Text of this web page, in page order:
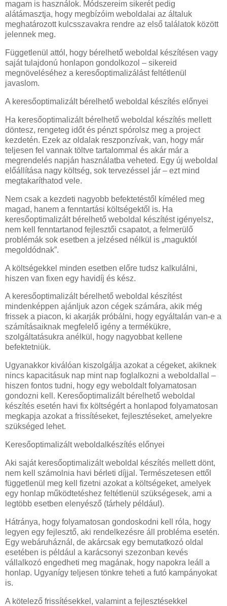
magam is használok. Módszereim sikerét pedig
alátámasztja, hogy megbízóim weboldalai az általuk
meghatározott kulcsszavakra rendre az első találatok között
jelennek meg.
Függetlenül attól, hogy bérelhető weboldal készítésen vagy
saját tulajdonú honlapon gondolkozol – sikereid
megnöveléséhez a keresőoptimalizálást feltétlenül
javaslom.
A keresőoptimalizált bérelhető weboldal készítés előnyei
Ha keresőoptimalizált bérelhető weboldal készítés mellett
döntesz, rengeteg időt és pénzt spórolsz meg a project
kezdetén. Ezek az oldalak reszponzívak, van, hogy már
teljesen fel vannak töltve tartalommal és akár már a
megrendelés napján használatba veheted. Egy új weboldal
előállítása nagy költség, sok tervezéssel jár – ezt mind
megtakaríthatod vele.
Nem csak a kezdeti nagyobb befektetéstől kíméled meg
magad, hanem a fenntartási költségektől is. Ha
keresőoptimalizált bérelhető weboldal készítést igényelsz,
nem kell fenntartanod fejlesztői csapatot, a felmerülő
problémák sok esetben a jelzésed nélkül is „maguktól
megoldódnak”.
A költségekkel minden esetben előre tudsz kalkulálni,
hiszen van fixen egy havidíj és kész.
A keresőoptimalizált bérelhető weboldal készítést
mindenképpen ajánljuk azon cégek számára, akik még
frissek a piacon, ki akarják próbálni, hogy egyáltalán van-e a
számításaiknak megfelelő igény a termékükre,
szolgáltatásukra anélkül, hogy nagyobbat kellene
befektetniük.
Ugyanakkor kiválóan kiszolgálja azokat a cégeket, akiknek
nincs kapacitásuk nap mint nap foglalkozni a weboldallal –
hiszen fontos tudni, hogy egy weboldalt folyamatosan
gondozni kell. Keresőoptimalizált bérelhető weboldal
készítés esetén havi fix költségért a honlapod folyamatosan
megkapja azokat a frissítéseket, fejlesztéseket, amelyekre
szükséged lehet.
Keresőoptimalizált weboldalkészítés előnyei
Aki saját keresőoptimalizált weboldal készítés mellett dönt,
nem kell számolnia havi bérleti díjjal. Természetesen ettől
függetlenül meg kell fizetni azokat a költségeket, amelyek
egy honlap működtetéshez feltétlenül szükségesek, ami a
legtöbb esetben elenyésző (tárhely például).
Hátránya, hogy folyamatosan gondoskodni kell róla, hogy
legyen egy fejlesztő, aki rendelkezésre áll probléma esetén.
Egy webáruháznál, de akárcsak egy bemutatkozó oldal
esetében is például a karácsonyi szezonban kevés
vállalkozó engedheti meg magának, hogy napokra leáll a
honlap. Ugyanígy teljesen tönkre teheti a futó kampányokat
is.
A kötelező frissítésekkel, valamint a fejlesztésekkel